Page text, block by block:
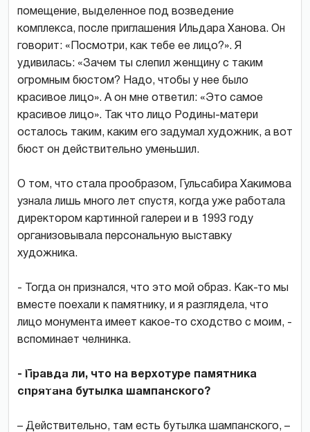
помещение, выделенное под возведение
комплекса, после приглашения Ильдара Ханова. Он
говорит: «Посмотри, как тебе ее лицо?». Я
удивилась: «Зачем ты слепил женщину с таким
огромным бюстом? Надо, чтобы у нее было
красивое лицо». А он мне ответил: «Это самое
красивое лицо». Так что лицо Родины-матери
осталось таким, каким его задумал художник, а вот
бюст он действительно уменьшил.
О том, что стала прообразом, Гульсабира Хакимова
узнала лишь много лет спустя, когда уже работала
директором картинной галереи и в 1993 году
организовывала персональную выставку
художника.
- Тогда он признался, что это мой образ. Как-то мы
вместе поехали к памятнику, и я разглядела, что
лицо монумента имеет какое-то сходство с моим, -
вспоминает челнинка.
- Правда ли, что на верхотуре памятника
спрятана бутылка шампанского?
– Действительно, там есть бутылка шампанского, –
Саляхов
(справа)
его